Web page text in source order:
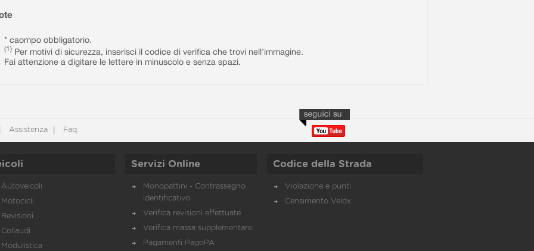
* caompo obbligatorio.
(1) Per motivi di sicurezza, inserisci il codice di verifica che trovi nell'immagine.
Fai attenzione a digitare le lettere in minuscolo e senza spazi.
Assistenza Faq
Autoveicoli
Motocicli
Revisioni
Collaudi
Modulistica
Servizi Online
Monopattini - Contrassegno
identificativo
Verifica revisioni effettuate
Verifica massa supplementare
Pagamenti PagoPA
Codice della Strada
Violazione e punti
Censimento Velox